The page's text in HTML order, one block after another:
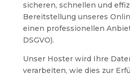
sicheren, schnellen und
Bereitstellung unseres
einen professionellen
DSGVO).
Unser Hoster wird Ihre
verarbeiten, wie dies zur